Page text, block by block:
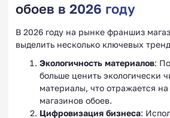
обоев в 2026 году
В 2026 году на рынке франшиз
выделить несколько ключевых
Экологичность материалов:
больше ценить экологически
материалы, что отражается
магазинов обоев.
Цифровизация бизнеса: